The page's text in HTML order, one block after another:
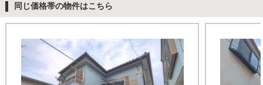
同じ価格帯の物件はこちら